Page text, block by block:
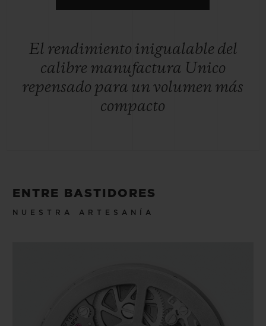
El rendimiento inigualable del
calibre manufactura Unico
repensado para un volumen más
compacto
ENTRE BASTIDORES
NUESTRA ARTESANÍA